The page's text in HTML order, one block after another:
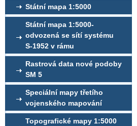
Státní mapa 1:5000
Státní mapa 1:5000-
odvozená se sítí systému
S-1952 v rámu
Rastrová data nové podoby
SM 5
Speciální mapy třetího
vojenského mapování
Topografické mapy 1:5000